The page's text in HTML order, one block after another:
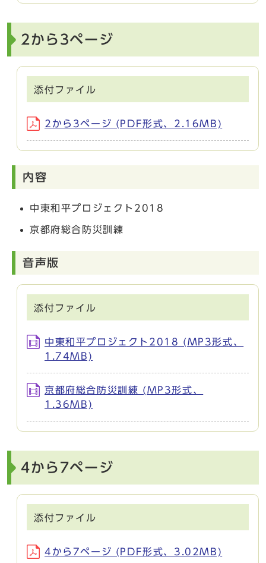
2から3ページ
添付ファイル
2から3ページ (PDF形式、2.16MB)
内容
中東和平プロジェクト2018
京都府総合防災訓練
音声版
添付ファイル
中東和平プロジェクト2018 (MP3形式、
1.74MB)
京都府総合防災訓練 (MP3形式、
1.36MB)
4から7ページ
添付ファイル
4から7ページ (PDF形式、3.02MB)